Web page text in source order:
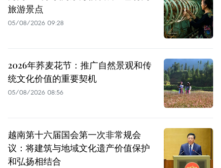
旅游景点
05/08/2026 09:28
2026年荞麦花节：推广自然景观和传
统文化价值的重要契机
05/08/2026 08:56
越南第十六届国会第一次非常规会
议：将建筑与地域文化遗产价值保护
和弘扬相结合